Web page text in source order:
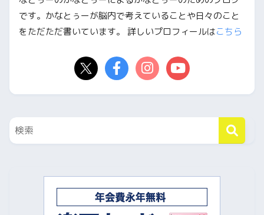
です。かなとぅーが脳内で考えていることや日々のこと
をただただ書いています。 詳しいプロフィールはこちら